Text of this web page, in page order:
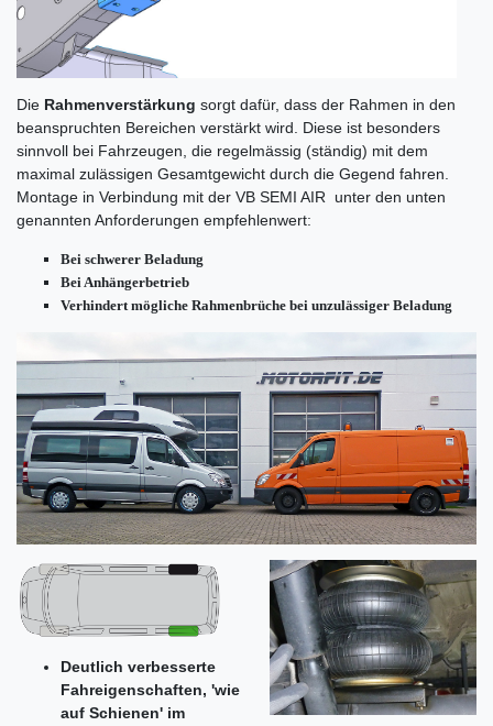
Die Rahmenverstärkung sorgt dafür, dass der Rahmen in den
beanspruchten Bereichen verstärkt wird. Diese ist besonders
sinnvoll bei Fahrzeugen, die regelmässig (ständig) mit dem
maximal zulässigen Gesamtgewicht durch die Gegend fahren.
Montage in Verbindung mit der VB SEMI AIR unter den unten
genannten Anforderungen empfehlenwert:
Bei schwerer Beladung
Bei Anhängerbetrieb
Verhindert mögliche Rahmenbrüche bei unzulässiger Beladung
Deutlich verbesserte
Fahreigenschaften, 'wie
auf Schienen' im